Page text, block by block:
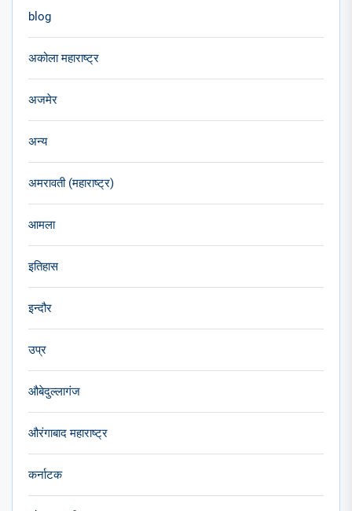
blog
अकोला महाराष्ट्र
अजमेर
अन्य
अमरावती (महाराष्ट्र)
आमला
इतिहास
इन्दौर
उप्र
औबेदुल्लागंज
औरंगाबाद महाराष्ट्र
कर्नाटक